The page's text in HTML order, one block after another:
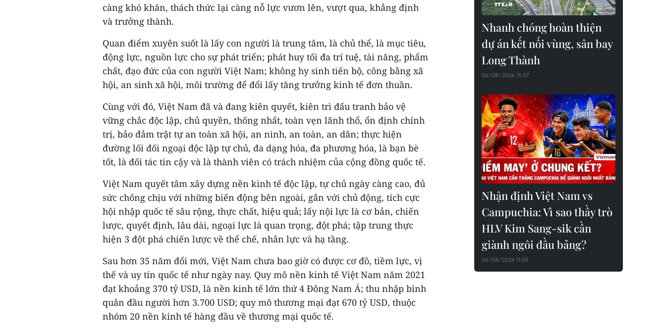
càng khó khăn, thách thức lại càng nỗ lực vươn lên, vượt qua, khẳng định
và trưởng thành.
Quan điểm xuyên suốt là lấy con người là trung tâm, là chủ thể, là mục tiêu,
động lực, nguồn lực cho sự phát triển; phát huy tối đa trí tuệ, tài năng, phẩm
chất, đạo đức của con người Việt Nam; không hy sinh tiến bộ, công bằng xã
hội, an sinh xã hội, môi trường để đổi lấy tăng trưởng kinh tế đơn thuần.
Cùng với đó, Việt Nam đã và đang kiên quyết, kiên trì đấu tranh bảo vệ
vững chắc độc lập, chủ quyền, thống nhất, toàn vẹn lãnh thổ, ổn định chính
trị, bảo đảm trật tự an toàn xã hội, an ninh, an toàn, an dân; thực hiện
đường lối đối ngoại độc lập tự chủ, đa dạng hóa, đa phương hóa, là bạn bè
tốt, là đối tác tin cậy và là thành viên có trách nhiệm của cộng đồng quốc tế.
Việt Nam quyết tâm xây dựng nền kinh tế độc lập, tự chủ ngày càng cao, đủ
sức chống chịu với những biến động bên ngoài, gắn với chủ động, tích cực
hội nhập quốc tế sâu rộng, thực chất, hiệu quả; lấy nội lực là cơ bản, chiến
lược, quyết định, lâu dài, ngoại lực là quan trọng, đột phá; tập trung thực
hiện 3 đột phá chiến lược về thể chế, nhân lực và hạ tầng.
Sau hơn 35 năm đổi mới, Việt Nam chưa bao giờ có được cơ đồ, tiềm lực, vị
thế và uy tín quốc tế như ngày nay. Quy mô nền kinh tế Việt Nam năm 2021
đạt khoảng 370 tỷ USD, là nền kinh tế lớn thứ 4 Đông Nam Á; thu nhập bình
quân đầu người hơn 3.700 USD; quy mô thương mại đạt 670 tỷ USD, thuộc
nhóm 20 nền kinh tế hàng đầu về thương mại quốc tế.
Nhanh chóng hoàn thiện
dự án kết nối vùng, sân bay
Long Thành
06/08/2026 15:07
Nhận định Việt Nam vs
Campuchia: Vì sao thầy trò
HLV Kim Sang-sik cần
giành ngôi đầu bảng?
06/08/2026 11:05